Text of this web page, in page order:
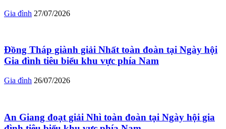
Gia đình 27/07/2026
Đồng Tháp giành giải Nhất toàn đoàn tại Ngày hội
Gia đình tiêu biểu khu vực phía Nam
Gia đình 26/07/2026
An Giang đoạt giải Nhì toàn đoàn tại Ngày hội gia